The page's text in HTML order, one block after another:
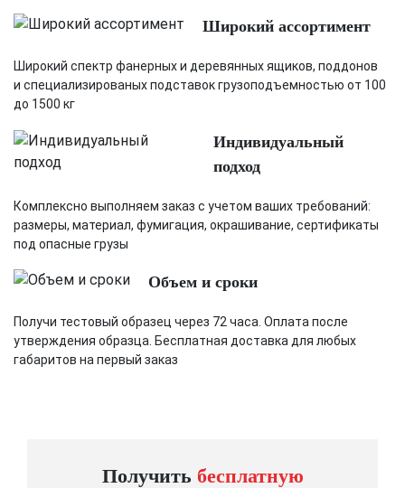
Широкий ассортимент
Широкий спектр фанерных и деревянных ящиков, поддонов
и специализированых подставок грузоподъемностью от 100
до 1500 кг
Индивидуальный
подход
Комплексно выполняем заказ с учетом ваших требований:
размеры, материал, фумигация, окрашивание, сертификаты
под опасные грузы
Объем и сроки
Получи тестовый образец через 72 часа. Оплата после
утверждения образца. Бесплатная доставка для любых
габаритов на первый заказ
Получить бесплатную